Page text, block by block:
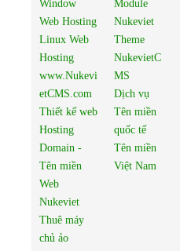
Window
Web Hosting
Linux Web
Hosting
www.Nukevi
etCMS.com
Thiết kế web
Hosting
Domain -
Tên miền
Web
Nukeviet
Thuê máy
chủ ảo
Module
Nukeviet
Theme
NukevietC
MS
Dịch vụ
Tên miền
quốc tế
Tên miền
Việt Nam